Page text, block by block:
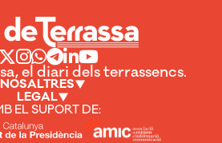
el diari dels terrassencs.
NOSALTRES
LEGAL
EL SUPORT DE: